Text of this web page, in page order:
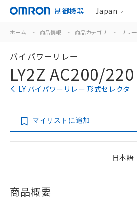
制御機器 Japan
ホーム > 商品情報 > 商品カテゴリ > リレー
バイパワーリレー
LY2Z AC200/220
LY バイパワーリレー 形式セレクタ
マイリストに追加
日本語
商品概要